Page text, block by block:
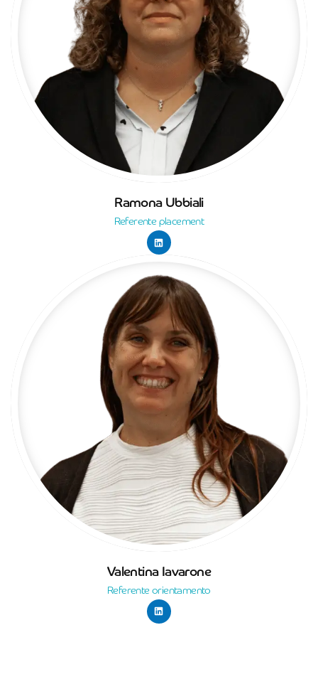
Valentina Iavarone
Referente orientamento
Ramona Ubbiali
Referente placement